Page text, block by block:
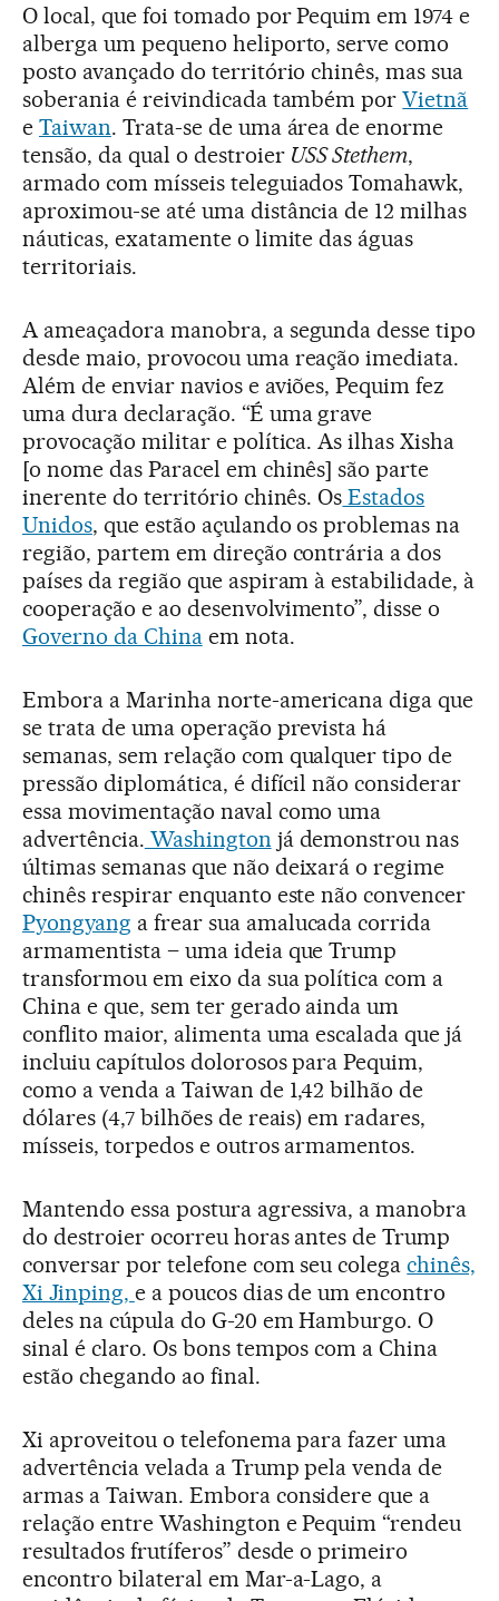
O local, que foi tomado por Pequim em 1974 e
alberga um pequeno heliporto, serve como
posto avançado do território chinês, mas sua
soberania é reivindicada também porVietnã
e Taiwan. Trata-se de uma área de enorme
tensão, da qual o destroier USS Stethem,
armado com mísseis teleguiados Tomahawk,
aproximou-se até uma distância de 12 milhas
náuticas, exatamente o limite das águas
territoriais.
A ameaçadora manobra, a segunda desse tipo
desde maio, provocou uma reação imediata.
Além de enviar navios e aviões, Pequim fez
uma dura declaração. “É uma grave
provocação militar e política. As ilhas Xisha
[o nome das Paracel em chinês] são parte
inerente do território chinês. Os Estados
Unidos, que estão açulando os problemas na
região, partem em direção contrária a dos
países da região que aspiram à estabilidade, à
cooperação e ao desenvolvimento”, disse o
Governo da Chinaem nota.
Embora a Marinha norte-americana diga que
se trata de uma operação prevista há
semanas, sem relação com qualquer tipo de
pressão diplomática, é difícil não considerar
essa movimentação naval como uma
advertência. Washington já demonstrou nas
últimas semanas que não deixará o regime
chinês respirar enquanto este não convencer
Pyongyang a frear sua amalucada corrida
armamentista – uma ideia que Trump
transformou em eixo da sua política com a
China e que, sem ter gerado ainda um
conflito maior, alimenta uma escalada que já
incluiu capítulos dolorosos para Pequim,
como a venda a Taiwan de 1,42 bilhão de
dólares (4,7 bilhões de reais) em radares,
mísseis, torpedos e outros armamentos.
Mantendo essa postura agressiva, a manobra
do destroier ocorreu horas antes de Trump
conversar por telefone com seu colegachinês,
Xi Jinping, e a poucos dias de um encontro
deles na cúpula do G-20 em Hamburgo. O
sinal é claro. Os bons tempos com a China
estão chegando ao final.
Xi aproveitou o telefonema para fazer uma
advertência velada a Trump pela venda de
armas a Taiwan. Embora considere que a
relação entre Washington e Pequim “rendeu
resultados frutíferos” desde o primeiro
encontro bilateral em Mar-a-Lago, a